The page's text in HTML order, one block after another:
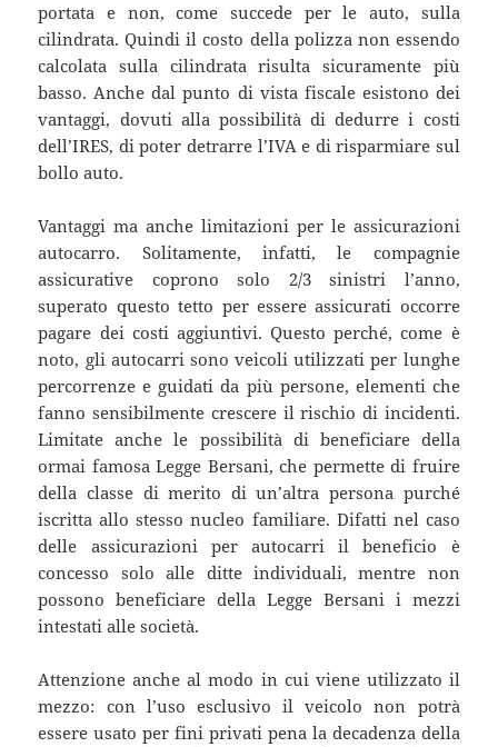
portata e non, come succede per le auto, sulla
cilindrata. Quindi il costo della polizza non essendo
calcolata sulla cilindrata risulta sicuramente più
basso. Anche dal punto di vista fiscale esistono dei
vantaggi, dovuti alla possibilità di dedurre i costi
dell’IRES, di poter detrarre l’IVA e di risparmiare sul
bollo auto.
Vantaggi ma anche limitazioni per le assicurazioni
autocarro. Solitamente, infatti, le compagnie
assicurative coprono solo 2/3 sinistri l’anno,
superato questo tetto per essere assicurati occorre
pagare dei costi aggiuntivi. Questo perché, come è
noto, gli autocarri sono veicoli utilizzati per lunghe
percorrenze e guidati da più persone, elementi che
fanno sensibilmente crescere il rischio di incidenti.
Limitate anche le possibilità di beneficiare della
ormai famosa Legge Bersani, che permette di fruire
della classe di merito di un’altra persona purché
iscritta allo stesso nucleo familiare. Difatti nel caso
delle assicurazioni per autocarri il beneficio è
concesso solo alle ditte individuali, mentre non
possono beneficiare della Legge Bersani i mezzi
intestati alle società.
Attenzione anche al modo in cui viene utilizzato il
mezzo: con l’uso esclusivo il veicolo non potrà
essere usato per fini privati pena la decadenza della